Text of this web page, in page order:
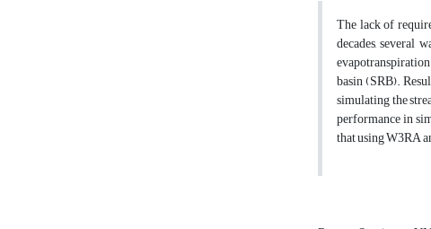
The lack of
decades, several
basin (SRB).
simulating the
performance in
that using W3RA